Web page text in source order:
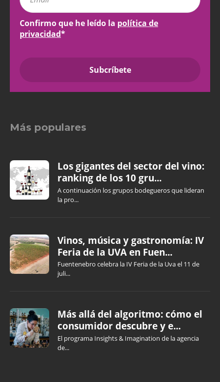
Confirmo que he leído la política de
privacidad*
Más populares
Los gigantes del sector del vino:
ranking de los 10 gru...
A continuación los grupos bodegueros que lideran
la pro...
Vinos, música y gastronomía: IV
Feria de la UVA en Fuen...
Fuentenebro celebra la IV Feria de la Uva el 11 de
juli...
Más allá del algoritmo: cómo el
consumidor descubre y e...
El programa Insights & Imagination de la agencia
de...